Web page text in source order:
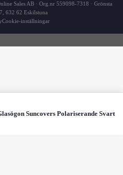
Sales AB · Org.nr 559098-7318 · Grönsta
632 62 Eskilstuna
Cookie-inställningar
Suncovers Polariserande Svart